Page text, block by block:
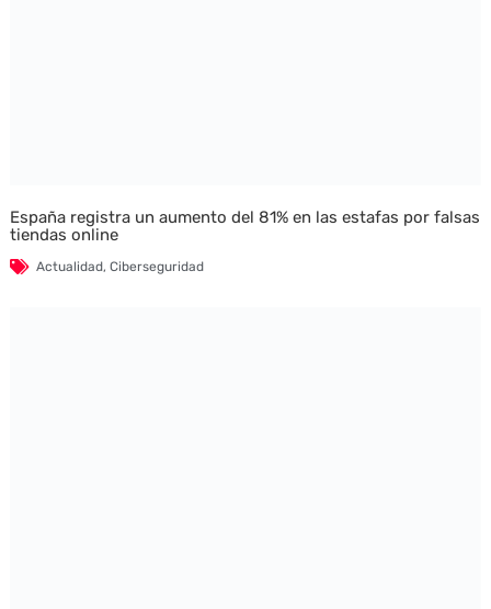
España registra un aumento del 81% en las estafas por falsas
tiendas online
Actualidad, Ciberseguridad